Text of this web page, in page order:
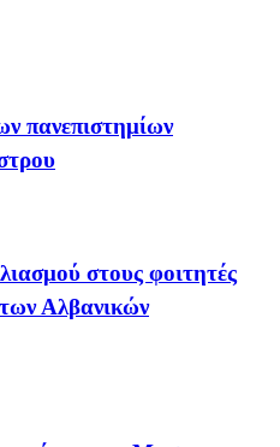
πανεπιστημίων
στους φοιτητές
Αλβανικών